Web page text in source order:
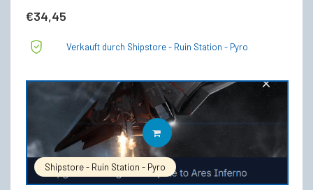
€34,45
Verkauft durch Shipstore - Ruin Station - Pyro
Shipstore - Ruin Station - Pyro
IN DEN WARENKORB